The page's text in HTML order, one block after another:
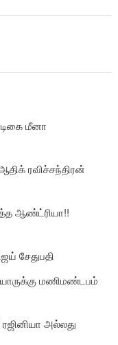
மீனா
ரவிச்சந்திரன்
ஆண்ட்ரியா!!
சேதுபதி
மணிமண்டபம்
அல்லது